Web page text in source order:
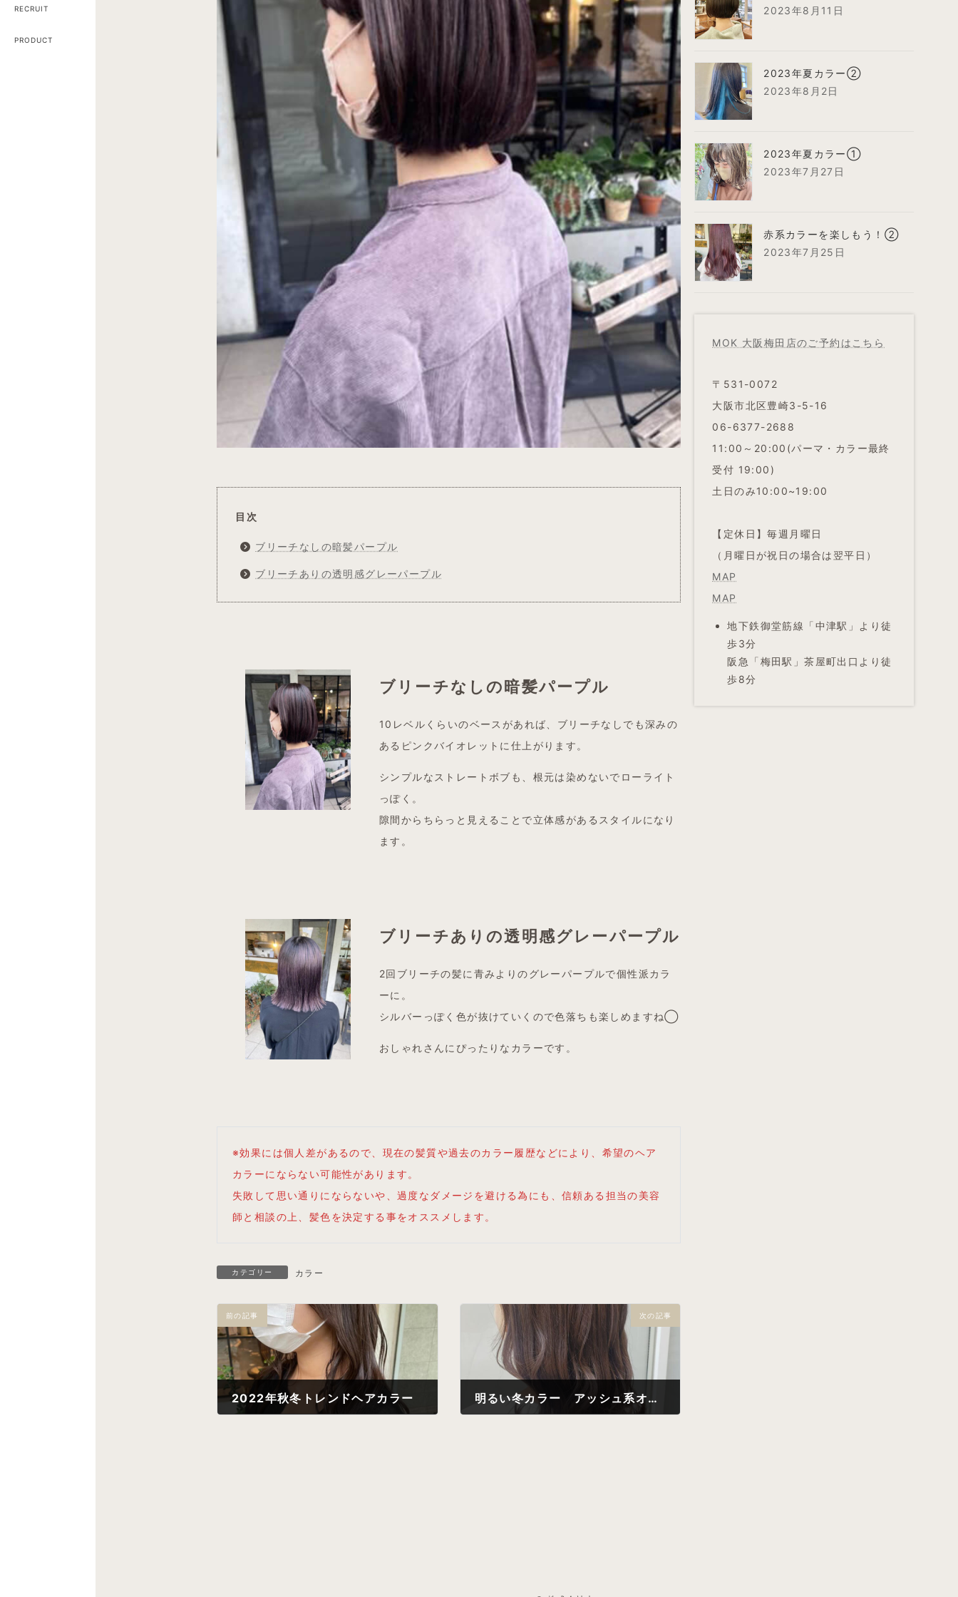
RECRUIT
PRODUCT
目次
ブリーチなしの暗髪パープル
ブリーチありの透明感グレーパープル
ブリーチなしの暗髪パープル
10レベルくらいのベースがあれば、ブリーチなしでも深みの
あるピンクバイオレットに仕上がります。
シンプルなストレートボブも、根元は染めないでローライト
っぽく。
隙間からちらっと見えることで立体感があるスタイルになり
ます。
ブリーチありの透明感グレーパープル
2回ブリーチの髪に青みよりのグレーパープルで個性派カラ
ーに。
シルバーっぽく色が抜けていくので色落ちも楽しめますね◯
おしゃれさんにぴったりなカラーです。
※効果には個人差があるので、現在の髪質や過去のカラー履歴などにより、希望のヘア
カラーにならない可能性があります。
失敗して思い通りにならないや、過度なダメージを避ける為にも、信頼ある担当の美容
師と相談の上、髪色を決定する事をオススメします。
カテゴリー カラー
前の記事
2022年秋冬トレンドヘアカラー
次の記事
明るい冬カラー アッシュ系オーダー方法！
2023年8月11日
2023年夏カラー②
2023年8月2日
2023年夏カラー①
2023年7月27日
赤系カラーを楽しもう！②
2023年7月25日
MOK 大阪梅田店のご予約はこちら
〒531-0072
大阪市北区豊崎3-5-16
06-6377-2688
11:00～20:00(パーマ・カラー最終
受付 19:00)
土日のみ10:00~19:00
【定休日】毎週月曜日
（月曜日が祝日の場合は翌平日）
MAP
MAP
地下鉄御堂筋線「中津駅」より徒
歩3分
阪急「梅田駅」茶屋町出口より徒
歩8分